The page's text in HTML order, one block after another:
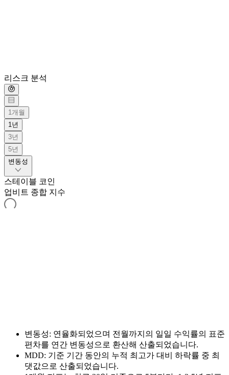
리스크 분석
1개월
1년
3년
5년
변동성
스테이블 코인
업비트 종합 지수
변동성: 연율화되었으며 전월까지의 일일 수익률의 표준
편차를 연간 변동성으로 환산해 산출되었습니다.
MDD: 기준 기간 동안의 누적 최고가 대비 하락률 중 최
댓값으로 산출되었습니다.